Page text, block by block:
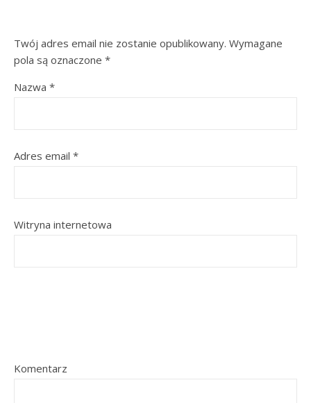
Twój adres email nie zostanie opublikowany. Wymagane
pola są oznaczone *
Nazwa *
Adres email *
Witryna internetowa
Komentarz